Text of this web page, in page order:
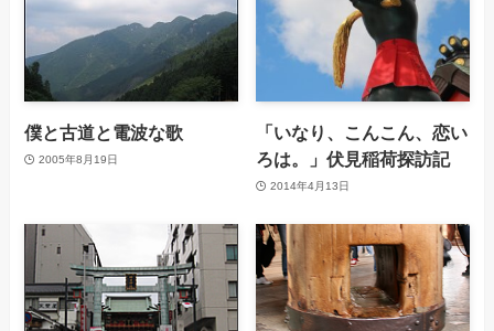
僕と古道と電波な歌
2005年8月19日
「いなり、こんこん、恋い
ろは。」伏見稲荷探訪記
2014年4月13日